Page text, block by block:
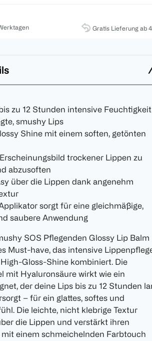
Gratis Lieferung ab
zu 12 Stunden intensive Feuchtigkeit
smushy Lips
Shine mit einem soften, getönten
trockener Lippen zu
abzusoften
über die Lippen dank angenehm
sorgt für eine gleichmäßige,
saubere Anwendung
SOS Pflegenden Glossy Lip Balm
Must-have, das intensive
Gloss-Shine kombiniert. Die
mit Hyaluronsäure wirkt wie ein
der deine Lips bis zu 12 Stunden
– für ein glattes, softes und
Die leichte, nicht klebrige Textur
die Lippen und verstärkt ihren
einem schmeichelnden Farbtouch